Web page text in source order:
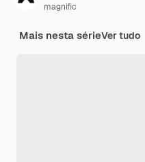
magnific
Mais nesta sérieVer tudo